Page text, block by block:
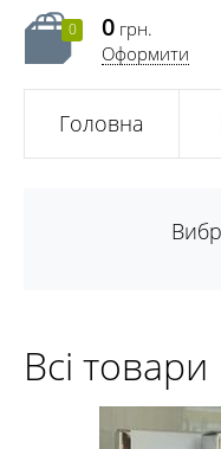
0 0 грн.
Оформити
Головна
Всі товари